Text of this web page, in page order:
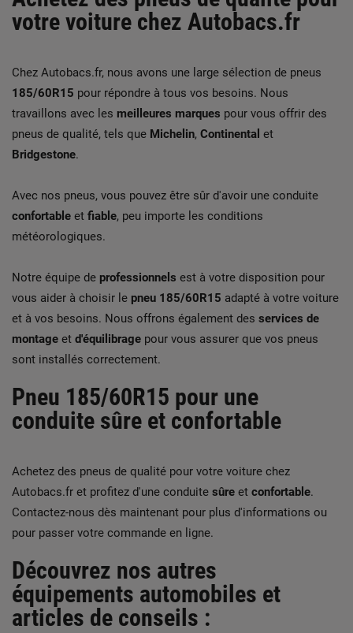
votre voiture chez Autobacs.fr
Chez Autobacs.fr, nous avons une large sélection de pneus
185/60R15 pour répondre à tous vos besoins. Nous
travaillons avec les meilleures marques pour vous offrir des
pneus de qualité, tels que Michelin, Continental et
Bridgestone.
Avec nos pneus, vous pouvez être sûr d'avoir une conduite
confortable et fiable, peu importe les conditions
météorologiques.
Notre équipe de professionnels est à votre disposition pour
vous aider à choisir le pneu 185/60R15 adapté à votre voiture
et à vos besoins. Nous offrons également des services de
montage et d'équilibrage pour vous assurer que vos pneus
sont installés correctement.
Pneu 185/60R15 pour une
conduite sûre et confortable
Achetez des pneus de qualité pour votre voiture chez
Autobacs.fr et profitez d'une conduite sûre et confortable.
Contactez-nous dès maintenant pour plus d'informations ou
pour passer votre commande en ligne.
Découvrez nos autres
équipements automobiles et
articles de conseils :